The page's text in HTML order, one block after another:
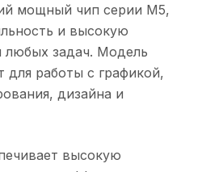
мощный чип серии M5,
и высокую
любых задач. Модель
для работы с графикой,
дизайна и
высокую